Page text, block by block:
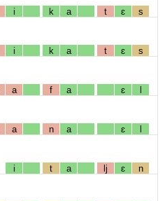
i k a t ɛ s
i k a t ɛ s
a f a ɛ l
a n a ɛ l
i t a lj ɛ n